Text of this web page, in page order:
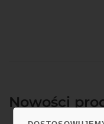
Nowości